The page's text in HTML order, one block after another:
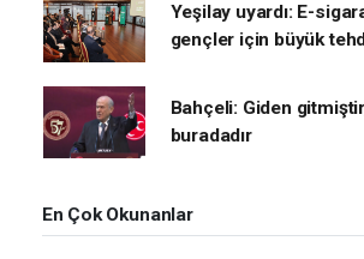
Yeşilay uyardı: E-
gençler için büyük
Bahçeli: Giden
buradadır
En Çok Okunanlar